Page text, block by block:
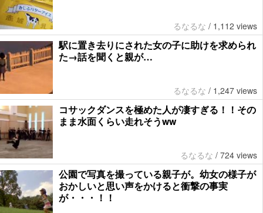
るなるな / 1,112 views
駅に置き去りにされた女の子に助けを求められ
た→話を聞くと親が…
るなるな / 1,247 views
コサックダンスを極めた人が凄すぎる！！その
まま水面くらい走れそうww
るなるな / 724 views
公園で写真を撮っている親子が。幼女の様子が
おかしいと思い声をかけると衝撃の事実
が・・・！！